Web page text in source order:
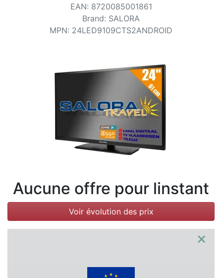
Conditions
EAN: 8720085001861
Brand: SALORA
MPN: 24LED9109CTS2ANDROID
Aucune offre pour linstant
Voir évolution des prix
×